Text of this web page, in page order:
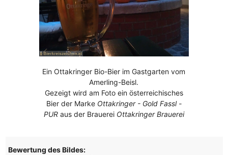
Ein Ottakringer Bio-Bier im Gastgarten vom
Amerling-Beisl.
Gezeigt wird am Foto ein österreichisches
Bier der Marke Ottakringer - Gold Fassl -
PURaus der Brauerei Ottakringer Brauerei
Bewertung des Bildes: